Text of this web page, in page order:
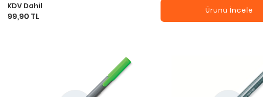
KDV Dahil
99,90 TL
Ürünü İncele